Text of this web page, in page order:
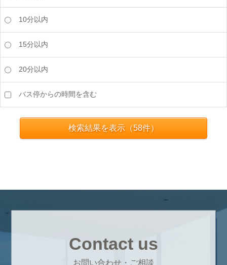
10分以内
15分以内
20分以内
バス停からの時間を含む
検索結果を表示（58件）
Contact us
お問い合わせ・ご相談